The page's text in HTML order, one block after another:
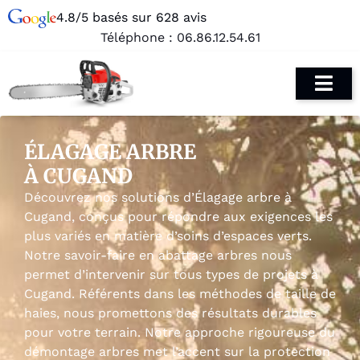
4.8/5 basés sur 628 avis
Téléphone : 06.86.12.54.61
ÉLAGAGE ARBRE
À CUGAND
Découvrez nos solutions d’Élagage arbre à
Cugand, conçus pour répondre aux exigences les
plus variés en matière d’soins d’espaces verts.
Notre savoir-faire en abattage arbres nous
permet d’intervenir sur tous types de projets à
Cugand. Référents dans les méthodes de taille de
haies, nous promettons des résultats durables
pour votre terrain. Notre approche rigoureuse du
démontage arbres met l’accent sur la protection